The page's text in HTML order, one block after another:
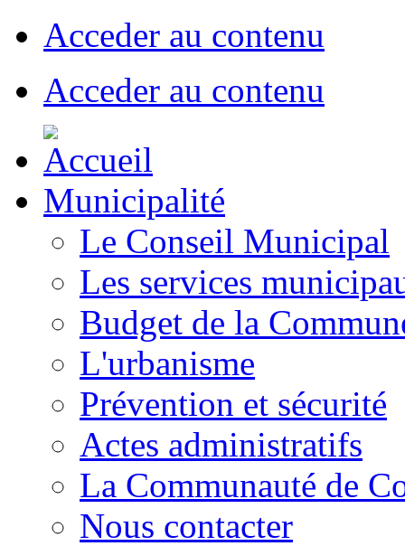
Acceder au contenu
Acceder au contenu
Municipalité
Le Conseil Municipal
Les services
Budget de la
L'urbanisme
Prévention et sécurité
Actes administratifs
La Communauté de
Nous contacter